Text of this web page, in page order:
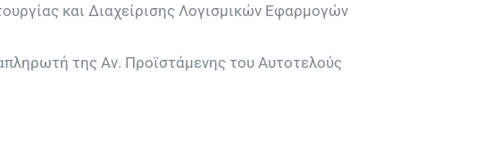
και Διαχείρισης Λογισμικών Εφαρμογών
της Αν. Προϊστάμενης του Αυτοτελούς